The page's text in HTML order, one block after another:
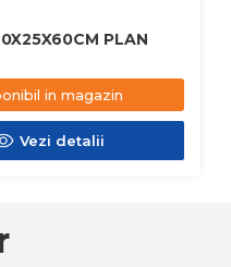
PLAN
in magazin
Vezi detalii